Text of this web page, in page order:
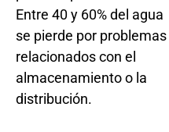
Entre 40 y 60% del agua
se pierde por problemas
relacionados con el
almacenamiento o la
distribución.